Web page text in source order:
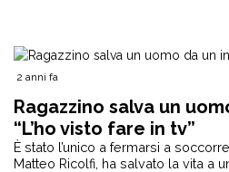
2 anni fa
Ragazzino salva un
“L’ho visto fare in tv”
È stato l’unico a fermarsi a
Matteo Ricolfi, ha salvato la vita a un